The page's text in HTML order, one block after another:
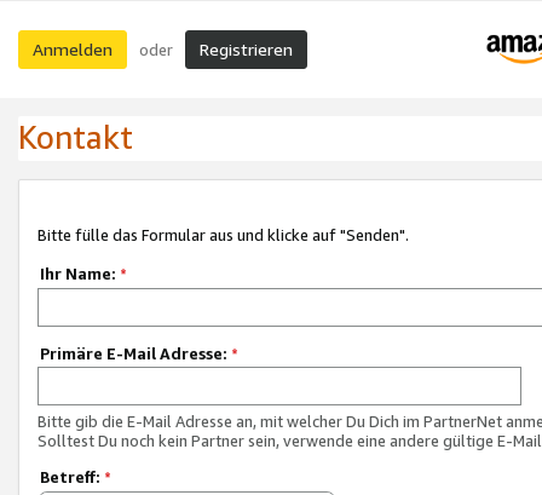
Anmelden oder Registrieren
Kontakt
Bitte fülle das Formular aus und klicke auf "Senden".
Ihr Name: *
Primäre E-Mail Adresse: *
Bitte gib die E-Mail Adresse an, mit welcher Du Dich im PartnerNet
Solltest Du noch kein Partner sein, verwende eine andere gültige E-
Betreff: *